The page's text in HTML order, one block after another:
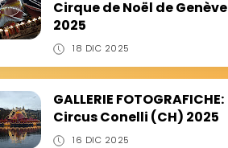
Cirque de Noël de Genève
2025
18 DIC 2025
GALLERIE FOTOGRAFICHE:
Circus Conelli (CH) 2025
16 DIC 2025